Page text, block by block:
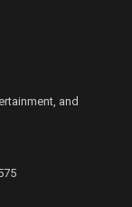
and